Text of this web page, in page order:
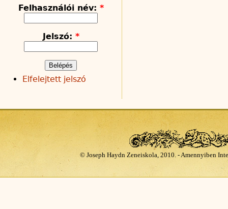
Felhasználói név: *
Jelszó: *
Elfelejtett jelszó
© Joseph Haydn Zeneiskola, 2010. - Amennyiben